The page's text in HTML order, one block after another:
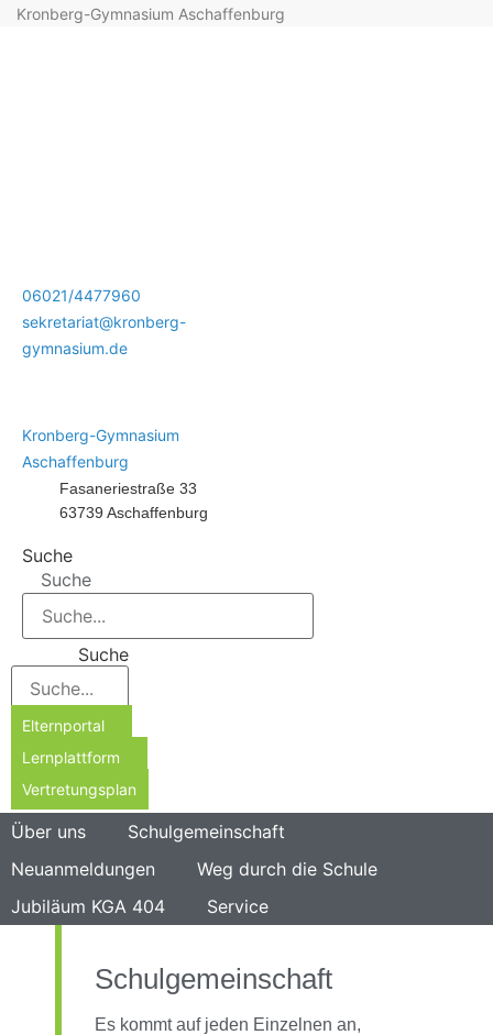
Kronberg-Gymnasium Aschaffenburg
06021/4477960
sekretariat@kronberg-
gymnasium.de
Kronberg-Gymnasium
Aschaffenburg
Fasaneriestraße 33
63739 Aschaffenburg
Suche
Suche
Suche
Elternportal
Lernplattform
Vertretungsplan
Über uns
Schulgemeinschaft
Neuanmeldungen
Weg durch die Schule
Jubiläum KGA 404
Service
Schulgemeinschaft
Es kommt auf jeden Einzelnen an,